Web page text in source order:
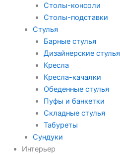
Столы-консоли
Столы-подставки
Стулья
Барные стулья
Дизайнерские стулья
Кресла
Кресла-качалки
Обеденные стулья
Пуфы и банкетки
Складные стулья
Табуреты
Сундуки
Интерьер